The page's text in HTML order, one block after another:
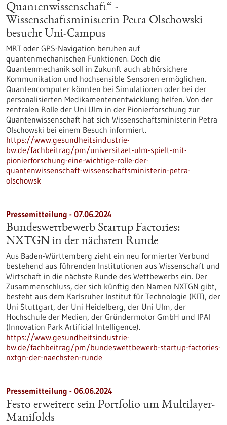
Quantenwissenschaft“ -
Wissenschaftsministerin Petra Olschowski
besucht Uni-Campus
MRT oder GPS-Navigation beruhen auf
quantenmechanischen Funktionen. Doch die
Quantenmechanik soll in Zukunft auch abhörsichere
Kommunikation und hochsensible Sensoren ermöglichen.
Quantencomputer könnten bei Simulationen oder bei der
personalisierten Medikamentenentwicklung helfen. Von der
zentralen Rolle der Uni Ulm in der Pionierforschung zur
Quantenwissenschaft hat sich Wissenschaftsministerin Petra
Olschowski bei einem Besuch informiert.
https://www.gesundheitsindustrie-
bw.de/fachbeitrag/pm/universitaet-ulm-spielt-mit-
pionierforschung-eine-wichtige-rolle-der-
quantenwissenschaft-wissenschaftsministerin-petra-
olschowsk
Pressemitteilung - 07.06.2024
Bundeswettbewerb Startup Factories:
NXTGN in der nächsten Runde
Aus Baden-Württemberg zieht ein neu formierter Verbund
bestehend aus führenden Institutionen aus Wissenschaft und
Wirtschaft in die nächste Runde des Wettbewerbs ein. Der
Zusammenschluss, der sich künftig den Namen NXTGN gibt,
besteht aus dem Karlsruher Institut für Technologie (KIT), der
Uni Stuttgart, der Uni Heidelberg, der Uni Ulm, der
Hochschule der Medien, der Gründermotor GmbH und IPAI
(Innovation Park Artificial Intelligence).
https://www.gesundheitsindustrie-
bw.de/fachbeitrag/pm/bundeswettbewerb-startup-factories-
nxtgn-der-naechsten-runde
Pressemitteilung - 06.06.2024
Festo erweitert sein Portfolio um Multilayer-
Manifolds